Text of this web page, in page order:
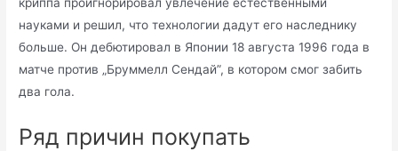
науками и решил, что технологии дадут его наследнику
больше. Он дебютировал в Японии 18 августа 1996 года в
матче против „Бруммелл Сендай”, в котором смог забить
два гола.
Ряд причин покупать